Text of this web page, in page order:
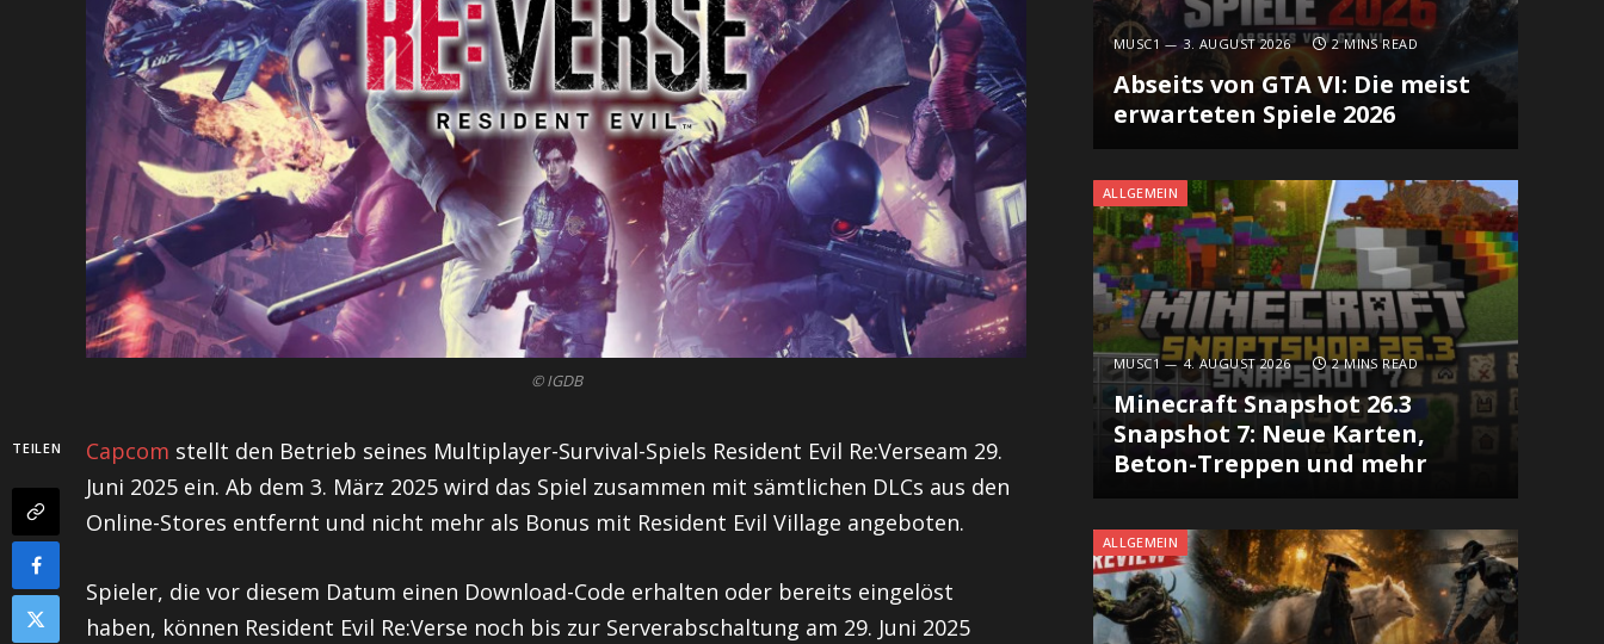
© IGDB
TEILEN Capcom stellt den Betrieb seines Multiplayer-Survival-Spiels Resident Evil Re:Verseam 29.
Juni 2025 ein. Ab dem 3. März 2025 wird das Spiel zusammen mit sämtlichen DLCs aus den
Online-Stores entfernt und nicht mehr als Bonus mit Resident Evil Village angeboten.
Spieler, die vor diesem Datum einen Download-Code erhalten oder bereits eingelöst
haben, können Resident Evil Re:Verse noch bis zur Serverabschaltung am 29. Juni 2025
MUSC1 3. AUGUST 2026 2 MINS READ
Abseits von GTA VI: Die meist
erwarteten Spiele 2026
ALLGEMEIN
MUSC1 4. AUGUST 2026 2 MINS READ
Minecraft Snapshot 26.3
Snapshot 7: Neue Karten,
Beton-Treppen und mehr
ALLGEMEIN